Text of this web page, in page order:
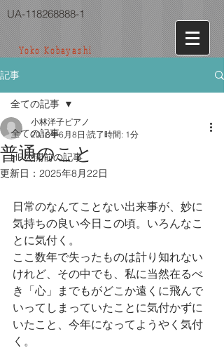
UA-118268888-1
Yoko Kobayashi
記事
全ての記事
HP公開前の記事
全ての記事
普通のこと
小林洋子ピアノ
2018年6月8日 読了時間: 1分
更新日： 2025年8月22日
日常のなんてことない出来事が、妙に
気持ちの良い今日この頃。いろんなこ
とに気付く。
ここ数年で失ったものは計り知れない
けれど、その中でも、私に当然在るべ
き「心」までもがどこか遠くに飛んで
いってしまっていたことに気付かずに
いたこと、今年になってようやく気付
く。